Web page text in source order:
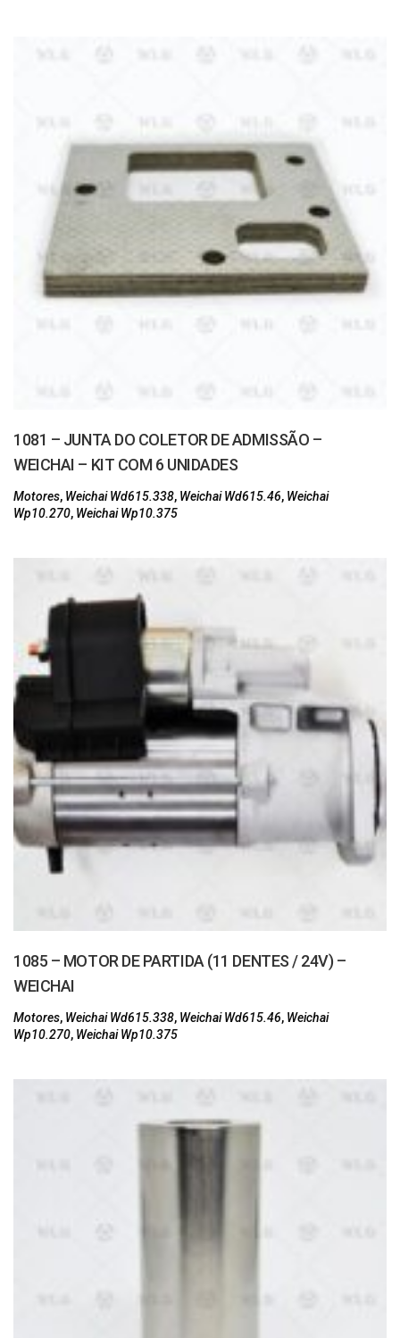
1081 – JUNTA DO COLETOR DE ADMISSÃO –
WEICHAI – KIT COM 6 UNIDADES
Motores, Weichai Wd615.338, Weichai Wd615.46, Weichai
Wp10.270, Weichai Wp10.375
1085 – MOTOR DE PARTIDA (11 DENTES / 24V) –
WEICHAI
Motores, Weichai Wd615.338, Weichai Wd615.46, Weichai
Wp10.270, Weichai Wp10.375